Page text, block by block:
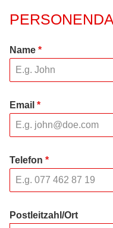
Name *
Email *
Telefon *
Postleitzahl/Ort